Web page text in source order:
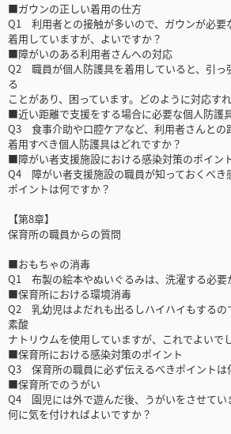
■ガウンの正しい着用の仕方
Q1 利用者との接触が多いので、ガウンが必要
着用していますが、よいですか？
■障がいのある利用者さんへの対応
Q2 職員が個人防護具を着用していると、引っ
る
ことがあり、困っています。どのように対応す
■近い距離で支援をする場合に必要な個人防護
Q3 食事介助や口腔ケアなど、利用者さんとの
着用すべき個人防護具はどれですか？
■障がい者支援施設における感染対策のポイン
Q4 障がい者支援施設の職員が知っておくべき
ポイントは何ですか？
【第8章】
保育所の職員からの質問
■おもちゃの消毒
Q1 布製の絵本やぬいぐるみは、洗濯する必要
■保育所における環境消毒
Q2 乳幼児はよだれも出るしハイハイもするの
素酸
ナトリウムを使用していますが、これでよいで
■保育所における感染対策のポイント
Q3 保育所の職員に必ず伝えるべきポイントは
■保育所でのうがい
Q4 園児には外で遊んだ後、うがいをさせてい
何に気を付ければよいですか？